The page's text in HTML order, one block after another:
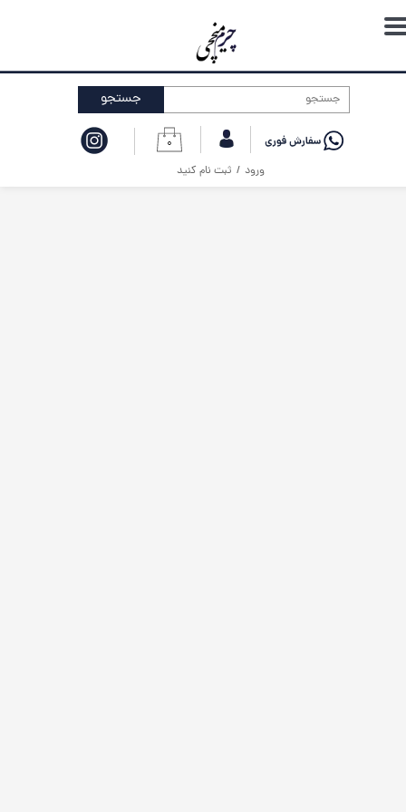
۰
ورود / ثبت نام کنید
حساب کاربری من
تغییر گذر واژه
خروج از حساب کاربری
جستجو